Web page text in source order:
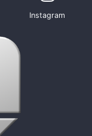
Instagram